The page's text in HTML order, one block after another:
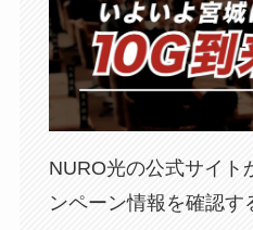
NURO光の公式サイト
ンペーン情報を確認す